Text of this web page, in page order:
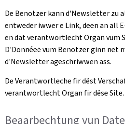
De Benotzer kann d'Newsletter zu
entweder iwwer e Link, deen an all
en dat verantwortlecht Organ vum
D'Donnéeë vum Benotzer ginn net
d'Newsletter ageschriwwen ass.
De Verantwortleche fir dëst
verantwortlecht Organ fir dëse Site.
Beaarbechtung vun